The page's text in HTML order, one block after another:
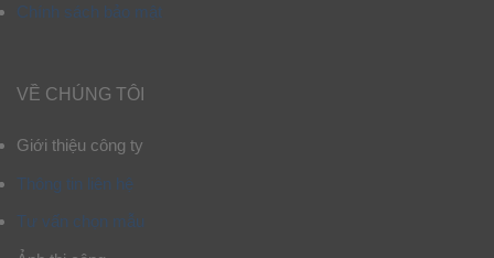
Chính sách bảo mật
VỀ CHÚNG TÔI
Giới thiệu công ty
Thông tin liên hệ
Tư vấn chọn mẫu